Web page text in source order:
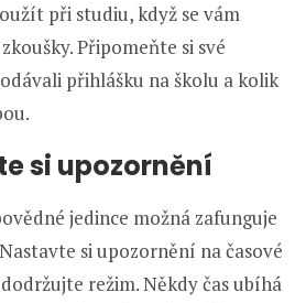
při studiu, když se vám
Připomeňte si své
přihlášku na školu a kolik
si upozornění
jedince možná zafunguje
si upozornění na časové
režim. Někdy čas ubíhá